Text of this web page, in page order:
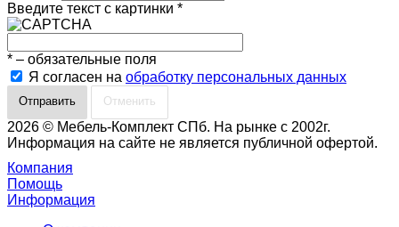
Введите текст с картинки *
* – обязательные поля
Я согласен на обработку персональных данных
Отменить
2026 © Мебель-Комплект СПб. На рынке с 2002г.
Информация на сайте не является публичной офертой.
Компания
Помощь
Информация